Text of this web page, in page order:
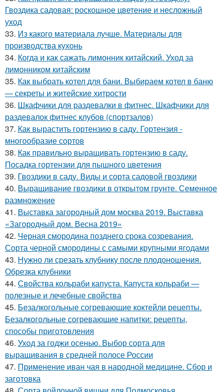
Гвоздика садовая: роскошное цветение и несложный
уход
33. Из какого материала лучше. Материалы для
производства кухонь
34. Когда и как сажать лимонник китайский. Уход за
лимонником китайским
35. Как выбрать котел для бани. Выбираем котел в баню
— секреты и житейские хитрости
36. Шкафчики для раздевалки в фитнес. Шкафчики для
раздевалок фитнес клубов (спортзалов)
37. Как вырастить гортензию в саду. Гортензия -
многообразие сортов
38. Как правильно выращивать гортензию в саду.
Посадка гортензии для пышного цветения
39. Гвоздики в саду. Виды и сорта садовой гвоздики
40. Выращивание гвоздики в открытом грунте. Семенное
размножение
41. Выставка загородный дом москва 2019. Выставка
«Загородный дом. Весна 2019»
42. Черная смородина позднего срока созревания.
Сорта черной смородины с самыми крупными ягодами
43. Нужно ли срезать клубнику после плодоношения.
Обрезка клубники
44. Свойства кольраби капуста. Капуста кольраби —
полезные и лечебные свойства
45. Безалкогольные согревающие коктейли рецепты.
Безалкогольные согревающие напитки: рецепты,
способы приготовления
46. Уход за годжи осенью. Выбор сорта для
выращивания в средней полосе России
47. Применение иван чая в народной медицине. Сбор и
заготовка